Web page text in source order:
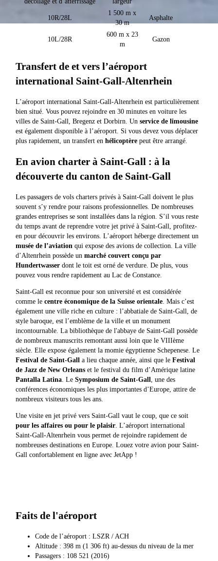
10R/28L
1 500 m x
30 m
Asphalte
10L/28R
600 m x 23
m
Gazon
Transfert de et vers l’aéroport
international Saint-Gall-Altenrhein
L’aéroport international Saint-Gall-Altenrhein est particulièrement
bien situé. Vous pouvez rejoindre en 30 minutes en voiture les
villes de Saint-Gall, Bregenz et Dorbirn. Un service de limousine
est également disponible à l’aéroport. Si vous devez vous déplacer
plus rapidement, un transfert en hélicoptère peut être arrangé.
En avion charter à Saint-Gall : à la
découverte du canton de Saint-Gall
Les passagers de vols charters privés à Saint-Gall doivent le plus
souvent s’y rendre pour raisons professionnelles. De nombreuses
grandes entreprises se sont installées dans la région. S’il vous reste
du temps avant de reprendre votre jet privé à Saint-Gall, profitez-
en pour découvrir les environs. L’aéroport héberge directement un
musée de l’aviation qui expose des avions de collection. La ville
d’Altenrhein possède un marché couvert conçu par
Hundertwasser dont le toit est orné de verdure. De plus, vous
pouvez vous rendre rapidement au Lac de Constance.
Saint-Gall est reconnue pour son université et est considérée
comme le centre économique de la Suisse orientale . Mais c’est
également une ville riche en culture : l’abbatiale de Saint-Gall, de
style baroque, est l’emblème de la ville et un monument
incontournable. La bibliothèque de l'abbaye de Saint-Gall possède
de nombreux manuscrits remontant aussi loin que le VIIIème
siècle. Elle expose également la momie égyptienne Schepenese. Le
Festival de Saint-Gall a lieu chaque année, ainsi que le Festival
de Jazz de New Orleans et le festival du film d’Amérique latine
Pantalla Latina . Le Symposium de Saint-Gall , une des
conférences économiques les plus importantes d’Europe, attire de
nombreux visiteurs tous les ans.
Une visite en jet privé vers Saint-Gall vaut le coup, que ce soit
pour les affaires ou pour le plaisir . L’aéroport international
Saint-Gall-Altenrhein vous permet de rejoindre rapidement de
nombreuses destinations en Europe. Louez votre avion pour Saint-
Gall confortablement en ligne avec JetApp !
Faits de l'aéroport
Code de l’aéroport : LSZR / ACH
Altitude : 398 m (1 306 ft) au-dessus du niveau de la mer
Passagers : 108 521 (2016)